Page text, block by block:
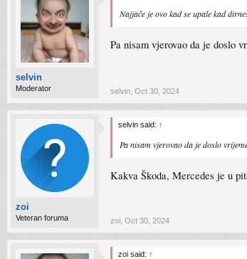
selvin
Moderator
Najjače je ovo kad se upale kad
Pa nisam vjerovao da je doslo
selvin Oct 30, 2024
zoi
Veteran foruma
selvin said: ↑
Pa nisam vjerovao da je doslo
Kakva Škoda, Mercedes je u
zoi Oct 30, 2024
zoi said: ↑